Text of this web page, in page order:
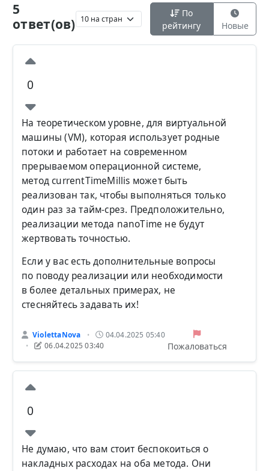
5
ответ(ов)
По
рейтингу
Новые
0
На теоретическом уровне, для виртуальной
машины (VM), которая использует родные
потоки и работает на современном
прерываемом операционной системе,
метод currentTimeMillis может быть
реализован так, чтобы выполняться только
один раз за тайм-срез. Предположительно,
реализации метода nanoTime не будут
жертвовать точностью.
Если у вас есть дополнительные вопросы
по поводу реализации или необходимости
в более детальных примерах, не
стесняйтесь задавать их!
ViolettaNova • 04.04.2025 05:40
• 06.04.2025 03:40 Пожаловаться
0
Не думаю, что вам стоит беспокоиться о
накладных расходах на оба метода. Они